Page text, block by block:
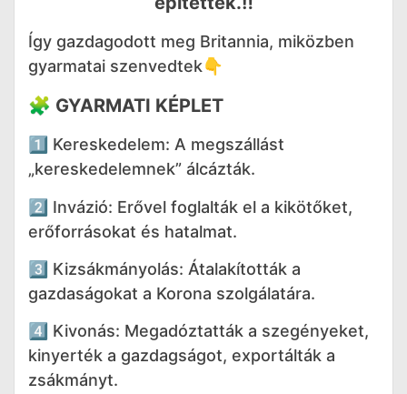
Így gazdagodott meg Britannia, miközben
gyarmatai szenvedtek👇
🧩 GYARMATI KÉPLET
1️⃣ Kereskedelem: A megszállást
„kereskedelemnek” álcázták.
2️⃣ Invázió: Erővel foglalták el a kikötőket,
erőforrásokat és hatalmat.
3️⃣ Kizsákmányolás: Átalakították a
gazdaságokat a Korona szolgálatára.
4️⃣ Kivonás: Megadóztatták a szegényeket,
kinyerték a gazdagságot, exportálták a
zsákmányt.